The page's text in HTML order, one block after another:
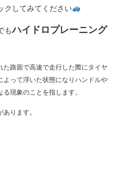
クしてみてください
もハイドロプレーニング
路面で高速で走行した際にタイヤ
よって浮いた状態になりハンドルや
る現象のことを指します。
ります。